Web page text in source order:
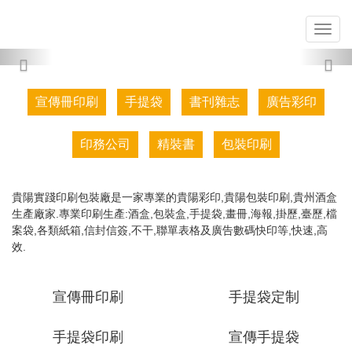
Previous
宣傳冊印刷 手提袋 書刊雜志 廣告彩印
印務公司 精裝書 包裝印刷
貴陽實踐印刷包裝廠是一家專業的貴陽彩印,貴陽包裝印刷,貴州酒盒
生產廠家.專業印刷生產:酒盒,包裝盒,手提袋,畫冊,海報,掛歷,臺歷,檔
案袋,各類紙箱,信封信簽,不干,聯單表格及廣告數碼快印等,快速,高
效.
宣傳冊印刷 手提袋定制
手提袋印刷 宣傳手提袋